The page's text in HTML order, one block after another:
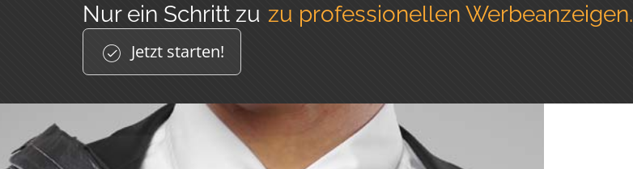
Nur ein Schritt zu zu professionellen Werbeanzeigen.
Jetzt starten!